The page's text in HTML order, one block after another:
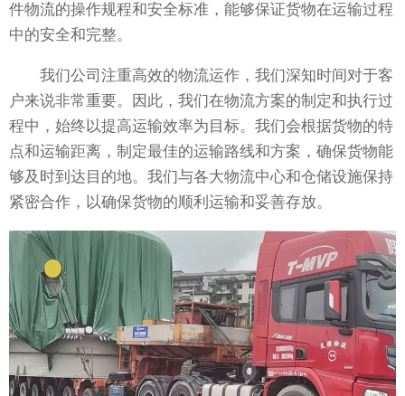
件物流的操作规程和安全标准，能够保证货物在运输过程
中的安全和完整。
我们公司注重高效的物流运作，我们深知时间对于客
户来说非常重要。因此，我们在物流方案的制定和执行过
程中，始终以提高运输效率为目标。我们会根据货物的特
点和运输距离，制定最佳的运输路线和方案，确保货物能
够及时到达目的地。我们与各大物流中心和仓储设施保持
紧密合作，以确保货物的顺利运输和妥善存放。